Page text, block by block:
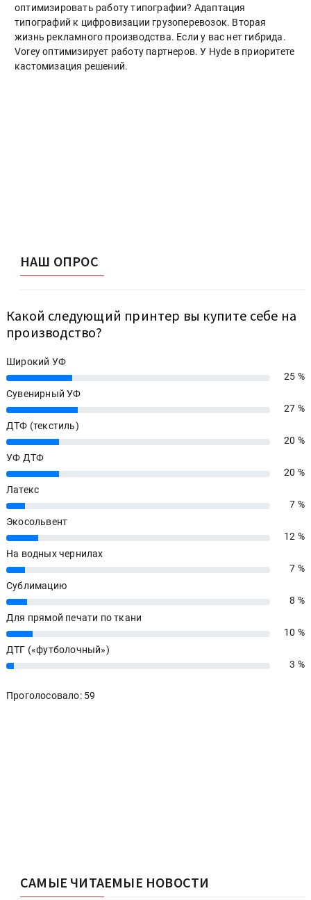
оптимизировать работу типографии? Адаптация
типографий к цифровизации грузоперевозок. Вторая
жизнь рекламного производства. Если у вас нет гибрида.
Vorey оптимизирует работу партнеров. У Hyde в приоритете
кастомизация решений.
НАШ ОПРОС
Какой следующий принтер вы купите себе на
производство?
Широкий УФ
25%
25 %
Сувенирный УФ
27%
27 %
ДТФ (текстиль)
20%
20 %
УФ ДТФ
20%
20 %
Латекс
7%
7 %
Экосольвент
12%
12 %
На водных чернилах
7%
7 %
Сублимацию
8%
8 %
Для прямой печати по ткани
10%
10 %
ДТГ («футболочный»)
3% 3 %
Проголосовало: 59
САМЫЕ ЧИТАЕМЫЕ НОВОСТИ